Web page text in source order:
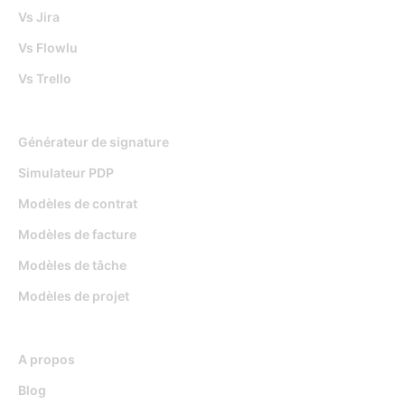
Vs Jira
Vs Flowlu
Vs Trello
Générateur de signature
Simulateur PDP
Modèles de contrat
Modèles de facture
Modèles de tâche
Modèles de projet
A propos
Blog